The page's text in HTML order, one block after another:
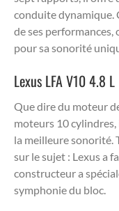
conduite dynamique.
de ses
pour sa sonorité
Lexus LFA V10 4.8 L
Que dire du moteur
moteurs 10
la meilleure sonorité.
sur le sujet : Lexus a
constructeur a
symphonie du bloc.